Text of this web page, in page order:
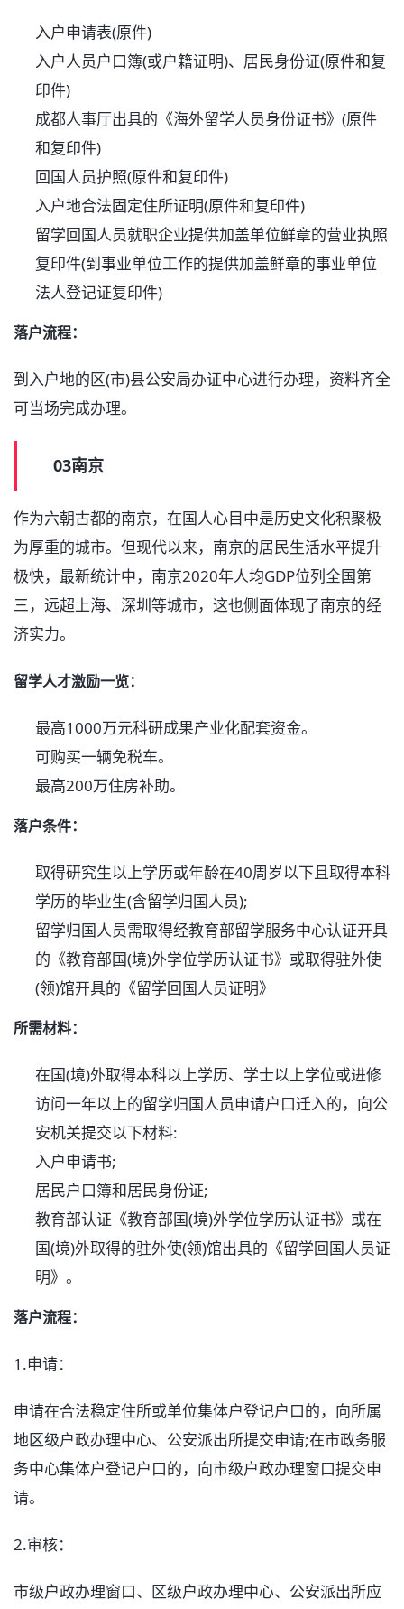
入户申请表(原件)
入户人员户口簿(或户籍证明)、居民身份证(原件和复
印件)
成都人事厅出具的《海外留学人员身份证书》(原件
和复印件)
回国人员护照(原件和复印件)
入户地合法固定住所证明(原件和复印件)
留学回国人员就职企业提供加盖单位鲜章的营业执照
复印件(到事业单位工作的提供加盖鲜章的事业单位
法人登记证复印件)
落户流程：
到入户地的区(市)县公安局办证中心进行办理，资料齐全
可当场完成办理。
03南京
作为六朝古都的南京，在国人心目中是历史文化积聚极
为厚重的城市。但现代以来，南京的居民生活水平提升
极快，最新统计中，南京2020年人均GDP位列全国第
三，远超上海、深圳等城市，这也侧面体现了南京的经
济实力。
留学人才激励一览：
最高1000万元科研成果产业化配套资金。
可购买一辆免税车。
最高200万住房补助。
落户条件：
取得研究生以上学历或年龄在40周岁以下且取得本科
学历的毕业生(含留学归国人员);
留学归国人员需取得经教育部留学服务中心认证开具
的《教育部国(境)外学位学历认证书》或取得驻外使
(领)馆开具的《留学回国人员证明》
所需材料：
在国(境)外取得本科以上学历、学士以上学位或进修
访问一年以上的留学归国人员申请户口迁入的，向公
安机关提交以下材料:
入户申请书;
居民户口簿和居民身份证;
教育部认证《教育部国(境)外学位学历认证书》或在
国(境)外取得的驻外使(领)馆出具的《留学回国人员证
明》。
落户流程：
1.申请：
申请在合法稳定住所或单位集体户登记户口的，向所属
地区级户政办理中心、公安派出所提交申请;在市政务服
务中心集体户登记户口的，向市级户政办理窗口提交申
请。
2.审核：
市级户政办理窗口、区级户政办理中心、公安派出所应